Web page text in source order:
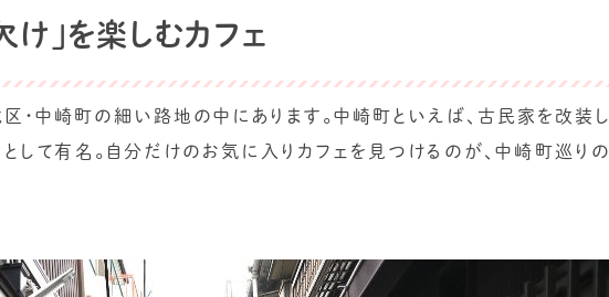
」を楽しむカフェ
中崎町の細い路地の中にあります。中崎町といえば、古民家を改装し
して有名。自分だけのお気に入りカフェを見つけるのが、中崎町巡りの